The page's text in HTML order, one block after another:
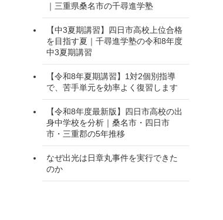
｜三重県桑名市の千尋進学塾
【中3夏期講習】四日市高校上位合格
を目指す夏｜千尋進学塾の令和8年度
中3夏期講習
【令和8年夏期講習】1対2個別指導
で、苦手単元を効率よく復習します
【令和8年度最新版】四日市高校の出
身中学校を分析｜桑名市・四日市
市・三重郡の5年推移
なぜ出光は日章丸事件を実行できた
のか